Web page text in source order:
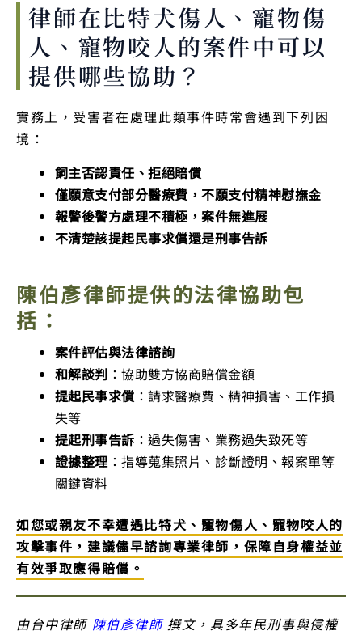
律師在比特犬傷人、寵物傷
人、寵物咬人的案件中可以
提供哪些協助？
實務上，受害者在處理此類事件時常會遇到下列困
境：
飼主否認責任、拒絕賠償
僅願意支付部分醫療費，不願支付精神慰撫金
報警後警方處理不積極，案件無進展
不清楚該提起民事求償還是刑事告訴
陳伯彥律師提供的法律協助包
括：
案件評估與法律諮詢
和解談判 ：協助雙方協商賠償金額
提起民事求償 ：請求醫療費、精神損害、工作損
失等
提起刑事告訴 ：過失傷害、業務過失致死等
證據整理：指導蒐集照片、診斷證明、報案單等
關鍵資料
如您或親友不幸遭遇比特犬、寵物傷人、寵物咬人的
攻擊事件，建議儘早諮詢專業律師，保障自身權益並
有效爭取應得賠償。
由台中律師 陳伯彥律師撰文，具多年民刑事與侵權